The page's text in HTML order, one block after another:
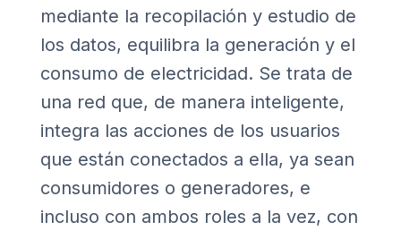
mediante la recopilación y estudio de
los datos, equilibra la generación y el
consumo de electricidad. Se trata de
una red que, de manera inteligente,
integra las acciones de los usuarios
que están conectados a ella, ya sean
consumidores o generadores, e
incluso con ambos roles a la vez, con